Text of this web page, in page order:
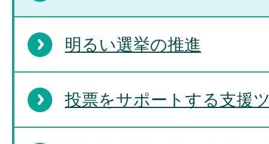
明るい選挙の推進
投票をサポートする支援